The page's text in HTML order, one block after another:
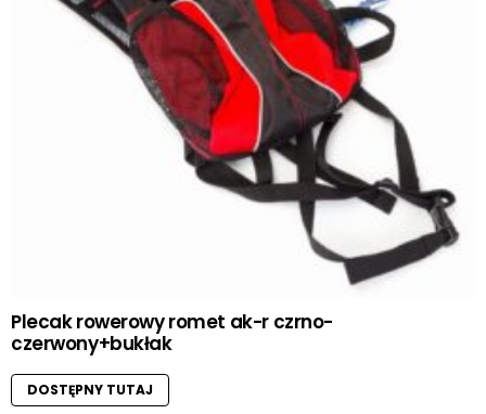
Plecak rowerowy romet ak-r czrno-
czerwony+bukłak
DOSTĘPNY TUTAJ